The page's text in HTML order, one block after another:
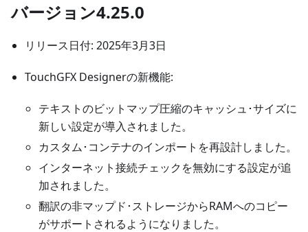
バージョン4.25.0
リリース日付: 2025年3月3日
TouchGFX Designerの新機能:
テキストのビットマップ圧縮のキャッシュ･サイズに
新しい設定が導入されました。
カスタム･コンテナのインポートを再設計しました。
インターネット接続チェックを無効にする設定が追
加されました。
翻訳の非マップド･ストレージからRAMへのコピー
がサポートされるようになりました。